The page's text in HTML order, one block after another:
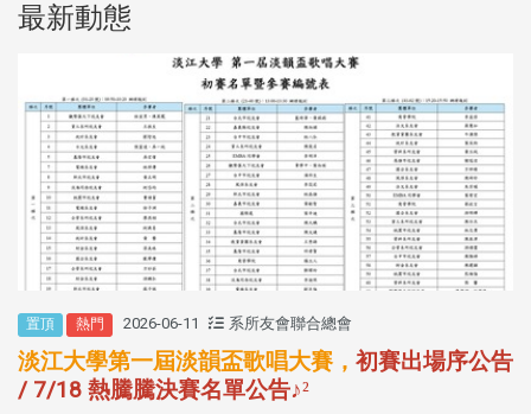
最新動態
置頂 熱門 2026-06-11 系所友會聯合總會
淡江大學第一屆淡韻盃歌唱大賽， 初賽出場序公告
/ 7/18 熱騰騰決賽名單公告♪²